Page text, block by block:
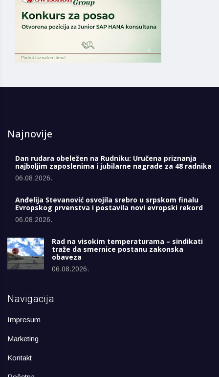
Najnovije
Dan rudara obeležen na Rudniku: Uručena priznanja
najboljim zaposlenima i jubilarne nagrade za 48 radnika
06.08.2026.
Anđelija Stevanović osvojila srebro u srpskom finalu
Evropskog prvenstva i postavila novi evropski rekord
06.08.2026.
Rad na visokim temperaturama – sindikati
traže da smernice postanu zakonska
obaveza
06.08.2026.
Navigacija
Impresum
Marketing
Kontakt